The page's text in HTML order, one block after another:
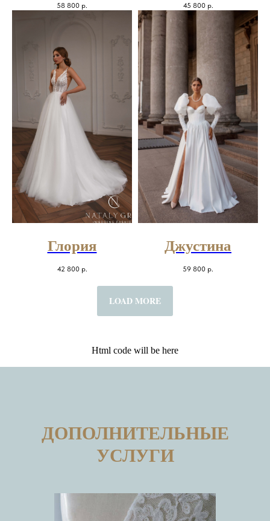
58 800 р. 45 800 р.
Глория
42 800 р.
Джустина
59 800 р.
LOAD MORE
Html code will be here
ДОПОЛНИТЕЛЬНЫЕ
УСЛУГИ